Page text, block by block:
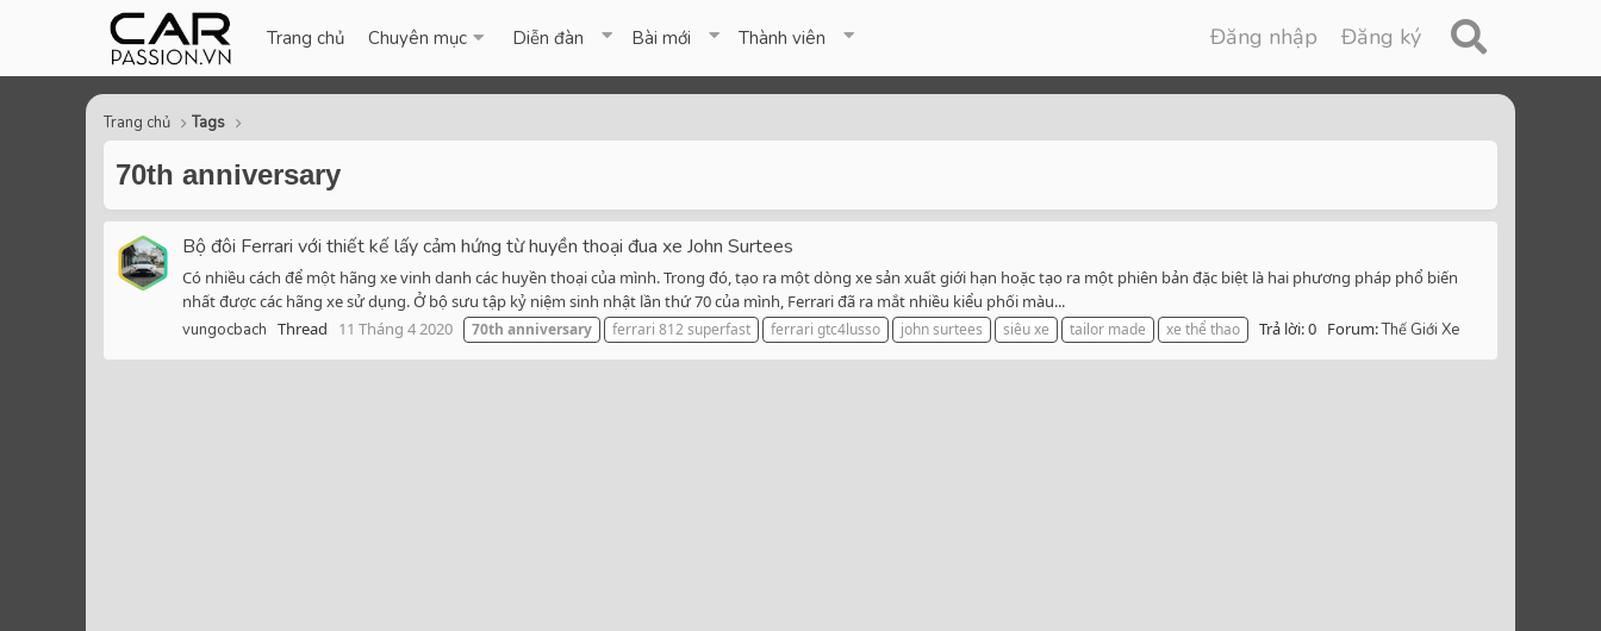
Trang chủ Chuyên mục Diễn đàn Bài mới Thành viên Đăng nhập Đăng ký
Trang chủ Tags
70th anniversary
Bộ đôi Ferrari với thiết kế lấy cảm hứng từ huyền thoại đua xe John Surtees
Có nhiều cách để một hãng xe vinh danh các huyền thoại của mình. Trong đó, tạo ra một dòng xe sản xuất giới hạn hoặc tạo ra một phiên bản đặc biệt là hai phương pháp phổ biến
nhất được các hãng xe sử dụng. Ở bộ sưu tập kỷ niệm sinh nhật lần thứ 70 của mình, Ferrari đã ra mắt nhiều kiểu phối màu...
vungocbach Thread 11 Tháng 4 2020 70th anniversary ferrari 812 superfast ferrari gtc4lusso john surtees siêu xe tailor made xe thể thao Trả lời: 0 Forum:Thế Giới Xe